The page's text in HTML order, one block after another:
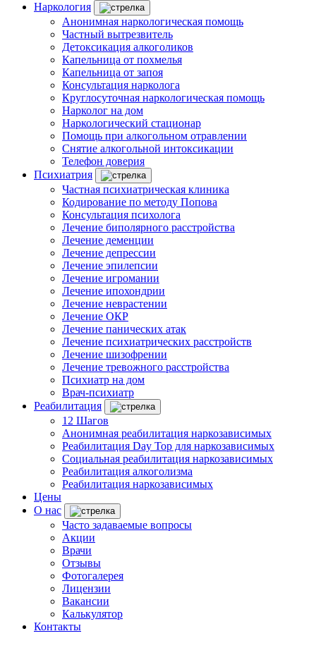
Наркология
Анонимная наркологическая помощь
Частный вытрезвитель
Детоксикация алкоголиков
Капельница от похмелья
Капельница от запоя
Консультация нарколога
Круглосуточная наркологическая помощь
Нарколог на дом
Наркологический стационар
Помощь при алкогольном отравлении
Снятие алкогольной интоксикации
Телефон доверия
Психиатрия
Частная психиатрическая клиника
Кодирование по методу Попова
Консультация психолога
Лечение биполярного расстройства
Лечение деменции
Лечение депрессии
Лечение эпилепсии
Лечение игромании
Лечение ипохондрии
Лечение неврастении
Лечение ОКР
Лечение панических атак
Лечение психиатрических расстройств
Лечение шизофрении
Лечение тревожного расстройства
Психиатр на дом
Врач-психиатр
Реабилитация
12 Шагов
Анонимная реабилитация наркозависимых
Реабилитация Day Top для наркозависимых
Социальная реабилитация наркозависимых
Реабилитация алкоголизма
Реабилитация наркозависимых
Цены
О нас
Часто задаваемые вопросы
Акции
Врачи
Отзывы
Фотогалерея
Лицензии
Вакансии
Калькулятор
Контакты